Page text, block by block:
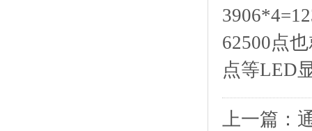
62500点
点等LED
上一篇：